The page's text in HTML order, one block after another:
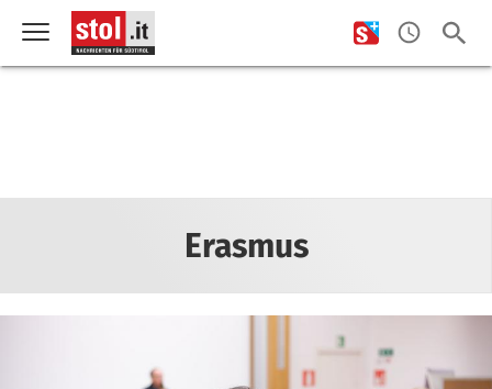
Erasmus